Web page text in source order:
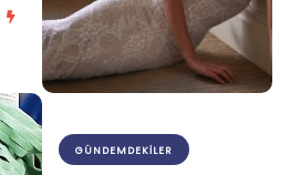
GÜNDEMDEKILER